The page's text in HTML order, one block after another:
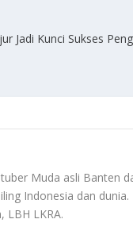
Jadi Kunci Sukses
Muda asli Banten
Indonesia dan
LBH LKRA.